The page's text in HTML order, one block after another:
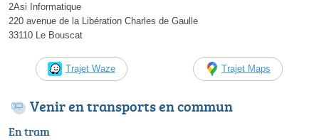
2Asi Informatique
220 avenue de la Libération Charles de Gaulle
33110 Le Bouscat
Trajet Waze Trajet Maps
Venir en transports en commun
En tram